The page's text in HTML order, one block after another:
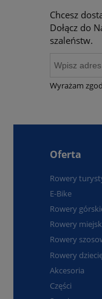
Chcesz
Dołącz do
szaleństw.
Wyrażam
Oferta
Rowery
E-Bike
Rowery
Rowery
Rowery
Rowery
Akcesoria
Części